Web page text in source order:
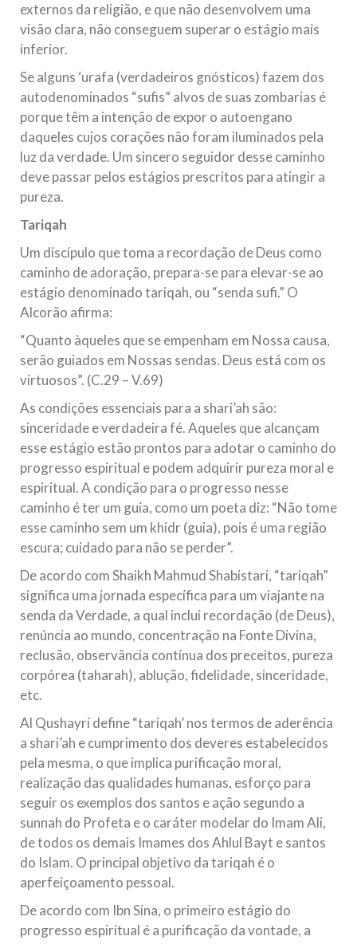
externos da religião, e que não desenvolvem uma
visão clara, não conseguem superar o estágio mais
inferior.
Se alguns ‘urafa (verdadeiros gnósticos) fazem dos
autodenominados “sufis” alvos de suas zombarias é
porque têm a intenção de expor o autoengano
daqueles cujos corações não foram iluminados pela
luz da verdade. Um sincero seguidor desse caminho
deve passar pelos estágios prescritos para atingir a
pureza.
Tariqah
Um discípulo que toma a recordação de Deus como
caminho de adoração, prepara-se para elevar-se ao
estágio denominado tariqah, ou “senda sufi.” O
Alcorão afirma:
“Quanto àqueles que se empenham em Nossa causa,
serão guiados em Nossas sendas. Deus está com os
virtuosos”. (C.29 – V.69)
As condições essenciais para a shari’ah são:
sinceridade e verdadeira fé. Aqueles que alcançam
esse estágio estão prontos para adotar o caminho do
progresso espiritual e podem adquirir pureza moral e
espiritual. A condição para o progresso nesse
caminho é ter um guia, como um poeta diz: “Não tome
esse caminho sem um khidr (guia), pois é uma região
escura; cuidado para não se perder”.
De acordo com Shaikh Mahmud Shabistari, “tariqah”
significa uma jornada específica para um viajante na
senda da Verdade, a qual inclui recordação (de Deus),
renúncia ao mundo, concentração na Fonte Divina,
reclusão, observância contínua dos preceitos, pureza
corpórea (taharah), ablução, fidelidade, sinceridade,
etc.
Al Qushayri define “tariqah’ nos termos de aderência
a shari’ah e cumprimento dos deveres estabelecidos
pela mesma, o que implica purificação moral,
realização das qualidades humanas, esforço para
seguir os exemplos dos santos e ação segundo a
sunnah do Profeta e o caráter modelar do Imam Ali,
de todos os demais Imames dos Ahlul Bayt e santos
do Islam. O principal objetivo da tariqah é o
aperfeiçoamento pessoal.
De acordo com Ibn Sina, o primeiro estágio do
progresso espiritual é a purificação da vontade, a